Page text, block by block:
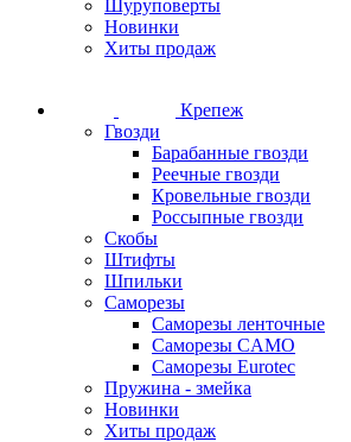
Шуруповерты
Новинки
Хиты продаж
Крепеж
Гвозди
Барабанные гвозди
Реечные гвозди
Кровельные гвозди
Россыпные гвозди
Скобы
Штифты
Шпильки
Саморезы
Саморезы ленточные
Саморезы CAMO
Саморезы Eurotec
Пружина - змейка
Новинки
Хиты продаж